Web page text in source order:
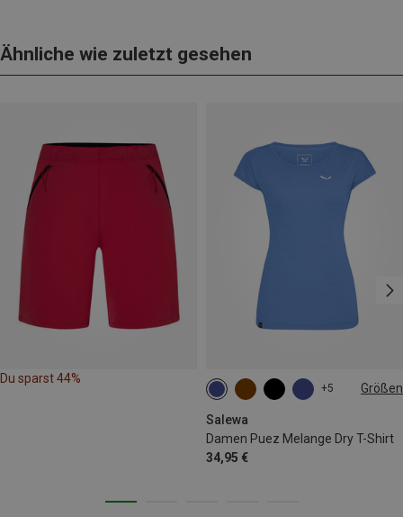
Ähnliche wie zuletzt gesehen
Du sparst 44%
+5 Größen
Salewa
Damen Puez Melange Dry T-Shirt
34,95 €
XS S M